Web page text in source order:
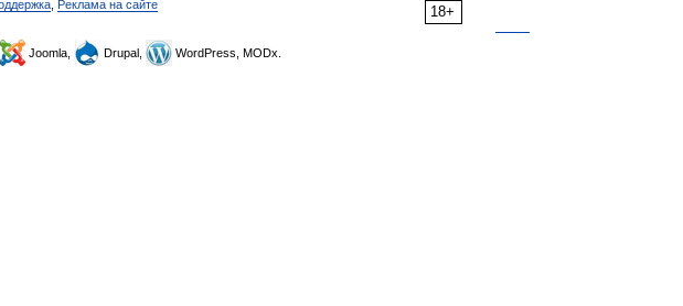
18+
Реклама на сайте
Joomla, Drupal, WordPress, MODx.